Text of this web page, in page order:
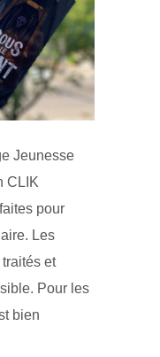
Jeunesse
CLIK
pour
Les
et
Pour les
bien